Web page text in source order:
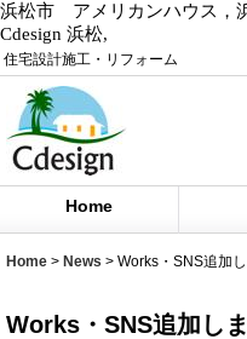
浜松市 アメリカンハウス
Cdesign 浜松,
住宅設計施工・リフォーム
Home
Home > News > Works・SNS追加し
Works・SNS追加しま